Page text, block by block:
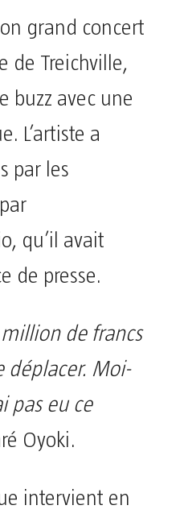
grand concert
de Treichville,
buzz avec une
L’artiste a
par les
qu’il avait
de presse.
de francs
déplacer. Moi-
pas eu ce
Oyoki.
intervient en